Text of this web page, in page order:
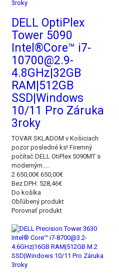
DELL OptiPlex
Tower 5090
Intel®Core™ i7-
10700@2.9-
4.8GHz|32GB
RAM|512GB
SSD|Windows
10/11 Pro Záruka
3roky
TOVAR SKLADOM v Košiciach
pozor posledné ks! Firemný
počítač DELL OtiPlex 5090MT s
moderným.....
2 650,00€ 650,00€
Bez DPH: 528,46€
Do košíka
Obľúbený produkt
Porovnať produkt